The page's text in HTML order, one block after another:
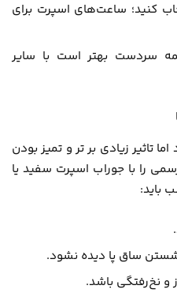
کنید؛ ساعت‌های اسپرت برای
سردست بهتر است با سایر
تاثیر زیادی بر تر و تمیز بودن
را با جوراب اسپرت سفید یا
باید:
ساق پا دیده نشود.
و نخ‌رفتگی باشد.